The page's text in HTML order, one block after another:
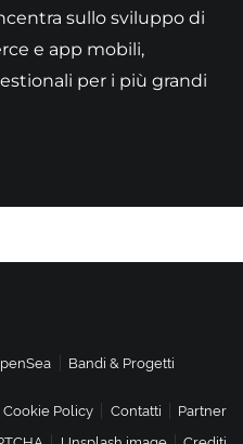
sullo sviluppo di
e app mobili,
per i più grandi
Bandi & Progetti
Cookie Policy Contatti
Partner